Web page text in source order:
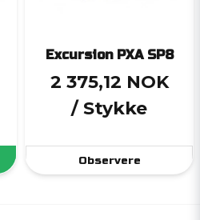
Excursion PXA SP8
2 375,12 NOK
/ Stykke
Observere